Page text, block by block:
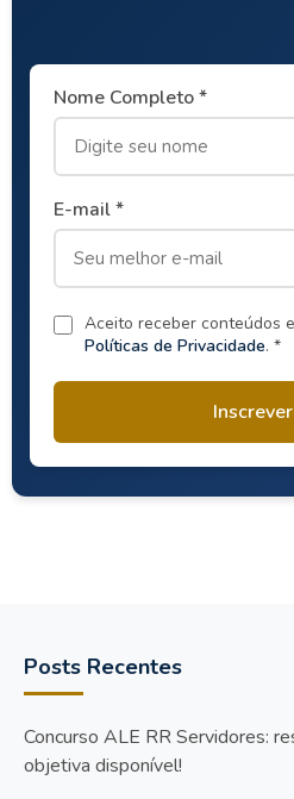
Nome Completo *
E-mail *
Aceito receber conteúdos
Políticas de Privacidade. *
Posts Recentes
Concurso ALE RR Servidores:
objetiva disponível!